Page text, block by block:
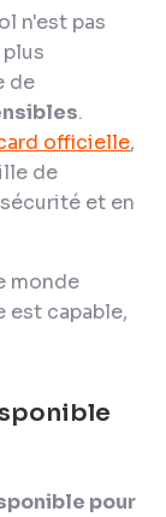
n'est pas
de
.
officielle,
de
et en
monde
est capable,
pour